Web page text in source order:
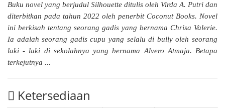
Buku novel yang berjudul Silhouette ditulis oleh Virda A. Putri dan
diterbitkan pada tahun 2022 oleh penerbit Coconut Books. Novel
ini berkisah tentang seorang gadis yang bernama Chrisa Valerie.
Ia adalah seorang gadis cupu yang selalu di bully oleh seorang
laki - laki di sekolahnya yang bernama Alvero Atmaja. Betapa
terkejutnya ...
Ketersediaan